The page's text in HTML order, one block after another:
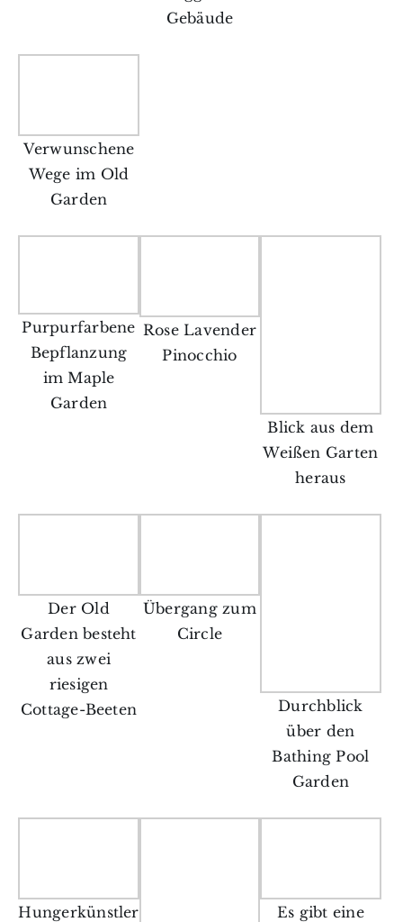
Gebäude
Verwunschene
Wege im Old
Garden
Purpurfarbene
Bepflanzung
im Maple
Garden
Rose Lavender
Pinocchio
Blick aus dem
Weißen Garten
heraus
Der Old
Garden besteht
aus zwei
riesigen
Cottage-Beeten
Übergang zum
Circle
Durchblick
über den
Bathing Pool
Garden
Hungerkünstler
Es gibt eine